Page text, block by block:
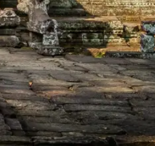
deinem Urlaubspartner nicht
unberührter Natur gibt es in den
miterleben, denn viele Gebiete gelten